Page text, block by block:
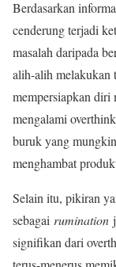
Berdasarkan
cenderung terjadi
masalah daripada
alih-alih melakukan
mempersiapkan diri
mengalami
buruk yang
menghambat
Selain itu, pikiran
sebagai rumination
signifikan dari